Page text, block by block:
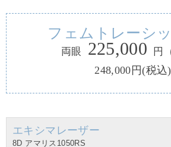
フェムトレーシ
両眼 225,000 円
248,000円(税込)
エキシマレーザー
8D アマリス1050RS